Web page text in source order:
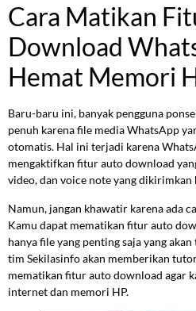
Cara Matikan
Download
Hemat Memori
Baru-baru ini, banyak pengguna
penuh karena file media WhatsApp
otomatis. Hal ini terjadi karena
mengaktifkan fitur auto download
video, dan voice note yang dikirimkan
Namun, jangan khawatir karena ada
Kamu dapat mematikan fitur auto
hanya file yang penting saja yang
tim Sekilasinfo akan memberikan
mematikan fitur auto download agar
internet dan memori HP.